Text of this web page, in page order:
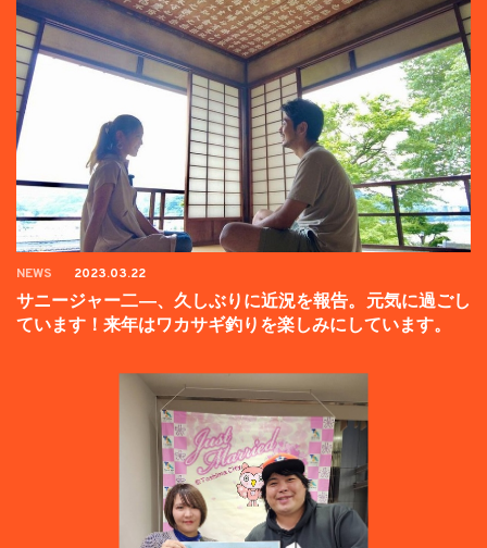
NEWS 2023.03.22
サニージャー二―、久しぶりに近況を報告。元気に過ごし
ています！来年はワカサギ釣りを楽しみにしています。